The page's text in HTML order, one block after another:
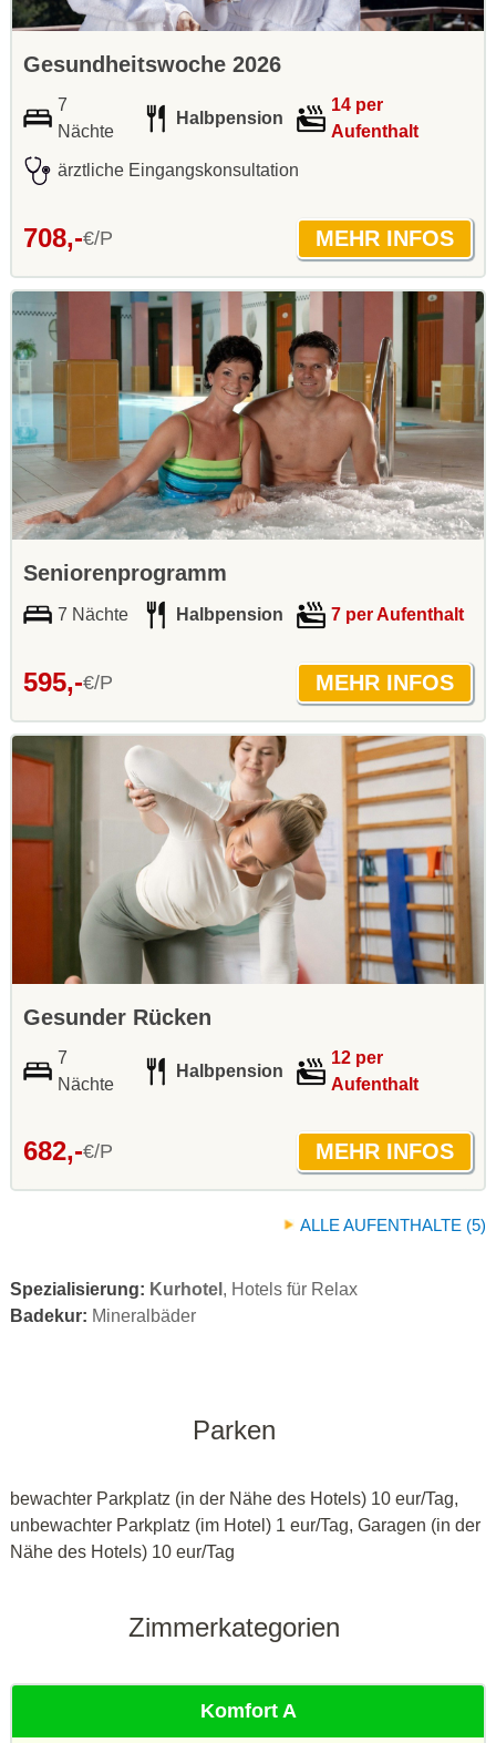
Gesundheitswoche 2026
7
Nächte
Halbpension
14 per
Aufenthalt
ärztliche Eingangskonsultation
708,-€/P
Seniorenprogramm
7 Nächte Halbpension 7 per Aufenthalt
595,-€/P
Gesunder Rücken
7
Nächte
Halbpension
12 per
Aufenthalt
682,-€/P
ALLE AUFENTHALTE (5)
Spezialisierung: Kurhotel , Hotels für Relax
Badekur: Mineralbäder
Parken
bewachter Parkplatz (in der Nähe des Hotels) 10 eur/Tag,
unbewachter Parkplatz (im Hotel) 1 eur/Tag, Garagen (in der
Nähe des Hotels) 10 eur/Tag
Zimmerkategorien
Komfort A